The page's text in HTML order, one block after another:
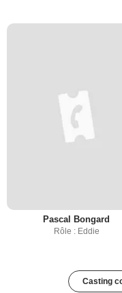
Pascal Bongard
Rôle : Eddie
Casting